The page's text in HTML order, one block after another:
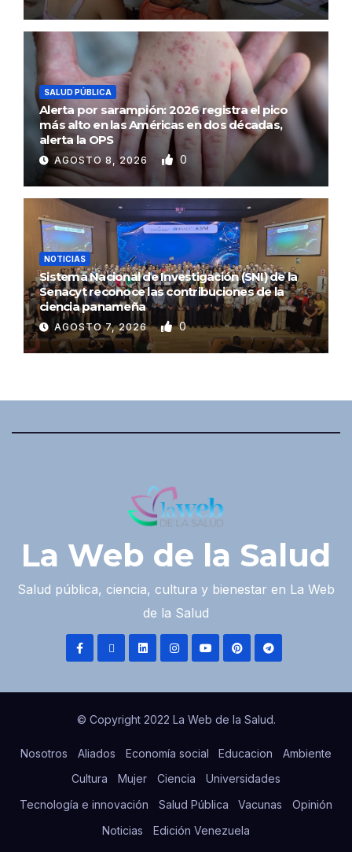
SALUD PÚBLICA
Alerta por sarampión: 2026 registra el pico
más alto en las Américas en dos décadas,
alerta la OPS
AGOSTO 8, 2026 0
NOTICIAS
Sistema Nacional de Investigación (SNI) de la
Senacyt reconoce las contribuciones de la
ciencia panameña
AGOSTO 7, 2026 0
La Web de la Salud
Salud pública, ciencia, cultura y bienestar en La Web
de la Salud
© Copyright 2022 La Web de la Salud.
Nosotros Aliados Economía social Educacion
Ambiente
Cultura
Mujer Ciencia
Universidades
Tecnología e innovación
Salud Pública Vacunas
Opinión
Noticias
Edición Venezuela